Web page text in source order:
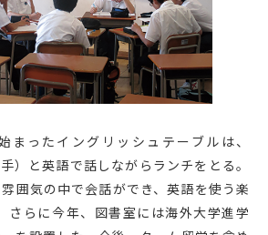
まったイングリッシュテーブルは、
）と英語で話しながらランチをとる。
囲気の中で会話ができ、英語を使う楽
さらに今年、図書室には海外大学進学